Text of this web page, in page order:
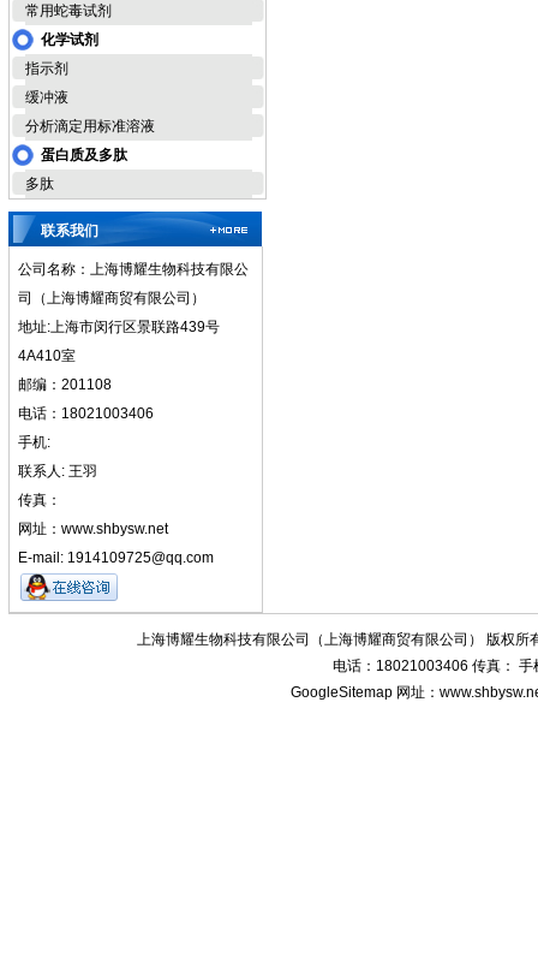
常用蛇毒试剂
化学试剂
指示剂
缓冲液
分析滴定用标准溶液
蛋白质及多肽
多肽
联系我们
公司名称：上海博耀生物科技有限公
司（上海博耀商贸有限公司）
地址:上海市闵行区景联路439号
4A410室
邮编：201108
电话：18021003406
手机:
联系人: 王羽
传真：
网址：www.shbysw.net
E-mail: 1914109725@qq.com
上海博耀生物科技有限公司（上海博耀商贸有限公司） 版权所
电话：18021003406 传真： 手
GoogleSitemap 网址：